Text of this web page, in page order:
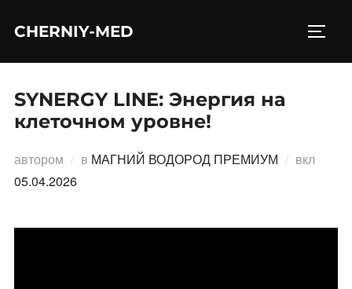
CHERNIY-MED
SYNERGY LINE: Энергия на
клеточном уровне!
автором в МАГНИЙ ВОДОРОД ПРЕМИУМ вкл
05.04.2026